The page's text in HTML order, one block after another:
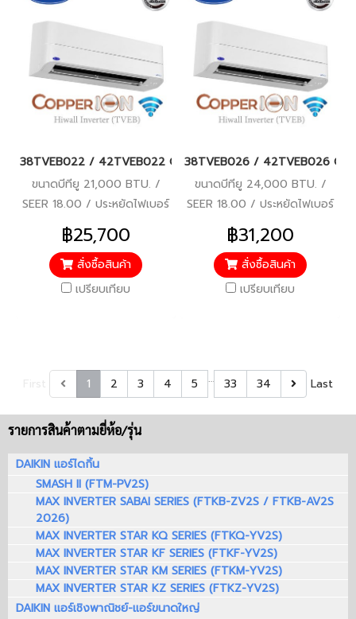
38TVEB022 / 42TVEB022 CARRIER COPPER ION (COPPER
ขนาดบีทียู 21,000 BTU. /
SEER 18.00 / ประหยัดไฟเบอร์
5 / รับประกันคอมเพรสเซอร์ 7
ปี / อะไหล่อื่นๆ 3 ปี / ราคารวม
ติดตั้งแล้ว*
฿25,700
สั่งซื้อสินค้า
เปรียบเทียบ
38TVEB026 / 42TVEB026
ขนาดบีทียู 24,000 BTU. /
SEER 18.00 / ประหยัดไฟเบอร์
5 / รับประกันคอมเพรสเซอร์ 7
ปี / อะไหล่อื่นๆ 3 ปี / ราคารวม
ติดตั้งแล้ว*
฿31,200
สั่งซื้อสินค้า
เปรียบเทียบ
1 2 3 4 5 … 33 34 Last
รายการสินค้าตามยี่ห้อ/รุ่น
DAIKIN แอร์ไดกิ้น
SMASH II (FTM-PV2S)
MAX INVERTER SABAI SERIES (FTKB-ZV2S / FTKB-AV2S
2026)
MAX INVERTER STAR KQ SERIES (FTKQ-YV2S)
MAX INVERTER STAR KF SERIES (FTKF-YV2S)
MAX INVERTER STAR KM SERIES (FTKM-YV2S)
MAX INVERTER STAR KZ SERIES (FTKZ-YV2S)
DAIKIN แอร์เชิงพาณิชย์-แอร์ขนาดใหญ่